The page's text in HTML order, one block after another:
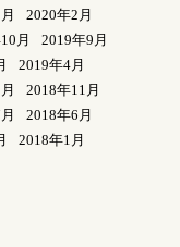
2020年2月
月
2019年9月
2019年4月
2018年11月
2018年6月
2018年1月